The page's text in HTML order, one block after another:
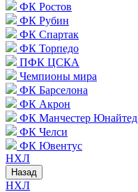
ФК Ростов
ФК Рубин
ФК Спартак
ФК Торпедо
ПФК ЦСКА
Чемпионы мира
ФК Барселона
ФК Акрон
ФК Манчестер Юнайтед
ФК Челси
ФК Ювентус
НХЛ
Назад
НХЛ